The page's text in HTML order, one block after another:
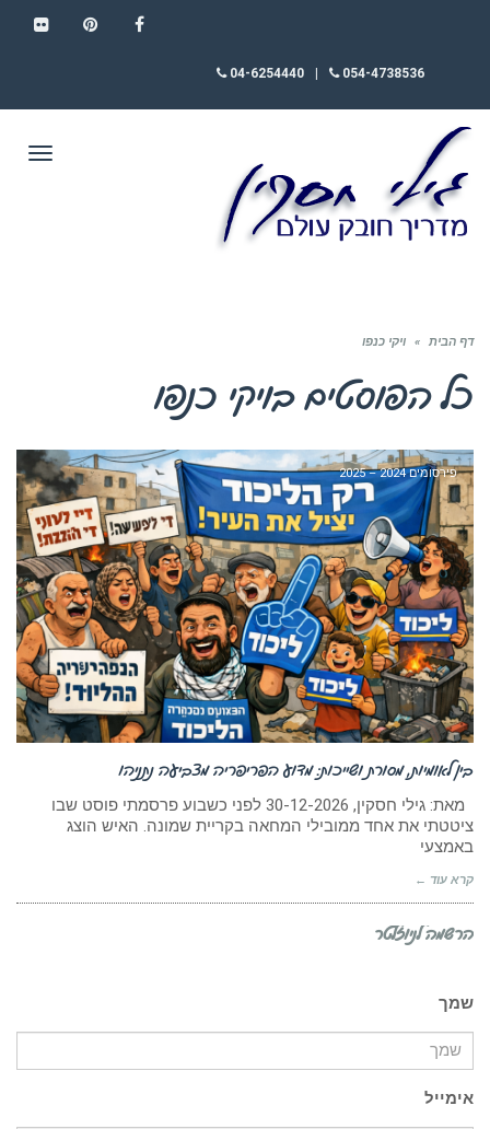
054-4738536
04-6254440
דף הבית » ויקי כנפו
כל הפוסטים בויקי כנפו
פירסומים 2024 – 2025
בין לאומיות, מסורת ושייכות: מדוע הפריפריה מצביעה נתניהו
מאת: גילי חסקין, 30-12-2026 לפני כשבוע פרסמתי פוסט שבו
ציטטתי את אחד ממובילי המחאה בקריית שמונה. האיש הוצג
באמצעי
קרא עוד ←
הרשמה לניוזלטר
שמך
אימייל